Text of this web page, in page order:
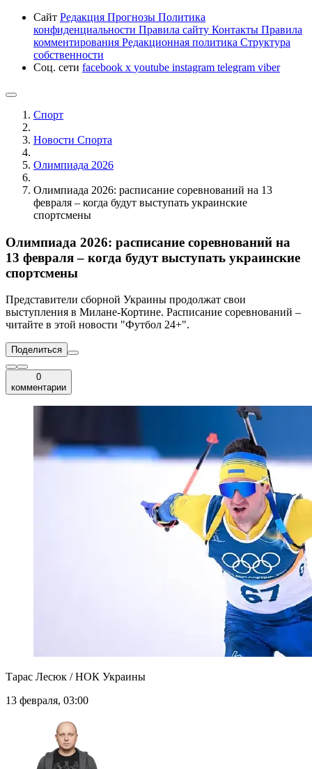
Сайт Редакция Прогнозы Политика
конфиденциальности Правила сайту Контакты Правила
комментирования Редакционная политика Структура
собственности
Соц. сети facebook x youtube instagram telegram viber
Спорт
Новости Cпорта
Олимпиада 2026
Олимпиада 2026: расписание соревнований на 13
февраля – когда будут выступать украинские
спортсмены
Олимпиада 2026: расписание соревнований на
13 февраля – когда будут выступать украинские
спортсмены
Представители сборной Украины продолжат свои
выступления в Милане-Кортине. Расписание соревнований –
читайте в этой новости "Футбол 24+".
Поделиться
0
комментарии
Тарас Лесюк / НОК Украины
13 февраля, 03:00